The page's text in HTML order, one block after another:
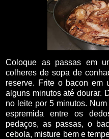
Coloque as passas em
colheres de sopa de
reserve. Frite o bacon em
alguns minutos até dourar.
no leite por 5 minutos.
espremida entre os
pedaços, as passas, o
cebola, misture bem e